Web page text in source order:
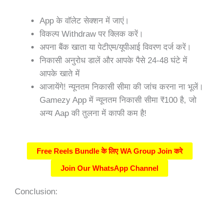
App के वॉलेट सेक्शन में जाएं।
विकल्प Withdraw पर क्लिक करें।
अपना बैंक खाता या पेटीएम/यूपीआई विवरण दर्ज करें।
निकासी अनुरोध डालें और आपके पैसे 24-48 घंटे में
आपके खाते में
आजायेंगे! न्यूनतम निकासी सीमा की जांच करना ना भूलें।
Gamezy App में न्यूनतम निकासी सीमा ₹100 है, जो
अन्य Aap की तुलना में काफी कम है!
Free Reels Bundle के लिए WA Group Join करे
Join Our WhatsApp Channel
Conclusion: